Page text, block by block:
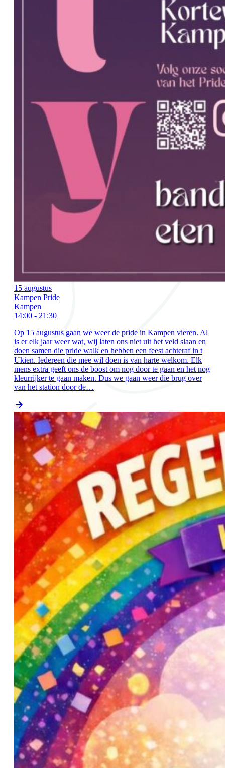
15 augustus
Kampen Pride
Kampen
14:00 - 21:30
Op 15 augustus gaan we weer de pride in Kampen vieren. Al
is er elk jaar weer wat, wij laten ons niet uit het veld slaan en
doen samen die pride walk en hebben een feest achteraf in t
Ukien. Iedereen die mee wil doen is van harte welkom. Elk
mens extra geeft ons de boost om nog door te gaan en het nog
kleurrijker te gaan maken. Dus we gaan weer die brug over
van het station door de…